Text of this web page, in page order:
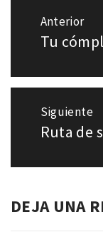
Navegación
Anterior
Entrada
Tu
Siguiente
Entrada
Ruta de
DEJA UNA